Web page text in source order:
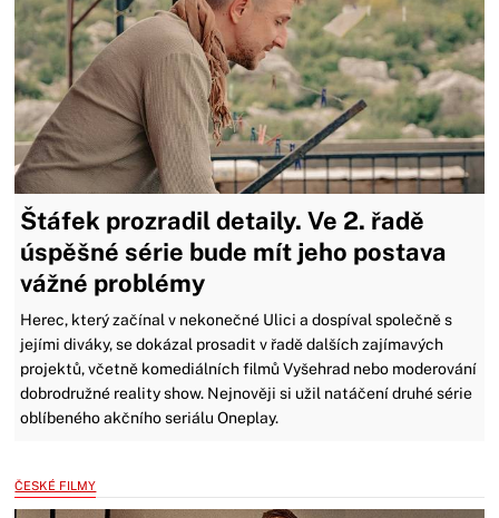
Štáfek prozradil detaily. Ve 2. řadě
úspěšné série bude mít jeho postava
vážné problémy
Herec, který začínal v nekonečné Ulici a dospíval společně s
jejími diváky, se dokázal prosadit v řadě dalších zajímavých
projektů, včetně komediálních filmů Vyšehrad nebo moderování
dobrodružné reality show. Nejnověji si užil natáčení druhé série
oblíbeného akčního seriálu Oneplay.
ČESKÉ FILMY